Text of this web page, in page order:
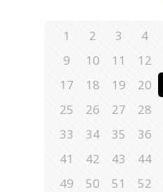
1 2 3 4
9
10 11 12
17
18 19 20
25
26 27 28
33
34 35 36
41
42 43 44
49
50 51 52